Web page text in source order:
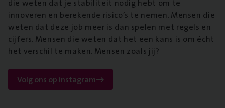
die weten dat je stabiliteit nodig hebt om te
innoveren en berekende risico’s te nemen. Mensen die
weten dat deze job meer is dan spelen met regels en
cijfers. Mensen die weten dat het een kans is om écht
het verschil te maken. Mensen zoals jij?
Volg ons op instagram